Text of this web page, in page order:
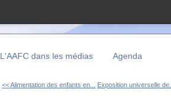
L'AAFC dans les médias Agenda
<< Alimentation des enfants en... Exposition universelle